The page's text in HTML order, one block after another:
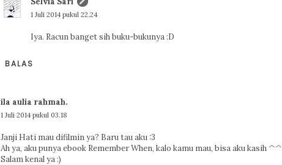
1 Juli 2014 pukul 22.24
Iya. Racun banget sih buku-bukunya :D
BALAS
ila aulia rahmah.
1 Juli 2014 pukul 03.18
Janji Hati mau difilmin ya? Baru tau aku :3
Ah ya, aku punya ebook Remember When, kalo kamu mau, bisa aku kasih ^^
Salam kenal ya :)